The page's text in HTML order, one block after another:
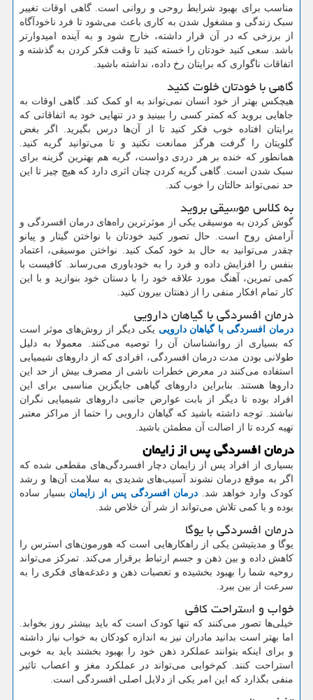
مناسب برای بهبود شرایط روحی و روانی است. گاهی اوقات تغییر
سبک زندگی و مشغول شدن به کاری باعث می‌شود تا فرد ناخودآگاه
از برزخی که در آن قرار داشته، خارج شود و به آینده امیدوارتر
باشد. سعی کنید خودتان را خسته کنید تا وقت فکر کردن به گذشته و
اتفاقات ناگواری که برایتان رخ داده، نداشته باشید.
گاهی با خودتان خلوت کنید
هیچکس بهتر از خود انسان نمی‌تواند به او کمک کند. گاهی اوقات به
جاهایی بروید که کمتر کسی را ببینید و در تنهایی خود به اتفاقاتی که
برایتان افتاده خوب فکر کنید تا از آن‌ها درس بگیرید. اگر بغض
گلویتان را گرفت هرگز ممانعت نکنید و تا می‌توانید گریه کنید.
همانطور که خنده بر هر دردی دواست، گریه هم بهترین گزینه برای
سبک شدن است. گاهی گریه کردن چنان اثری دارد که هیچ چیز تا این
حد نمی‌تواند حالتان را خوب کند.
به کلاس موسیقی بروید
گوش کردن به موسیقی یکی از موثرترین راه‌های درمان افسردگی و
آرامش روح است. حال تصور کنید خودتان با نواختن گیتار و پیانو
چقدر می‌توانید به حال بد خود کمک کنید. نواختن موسیقی، اعتماد
بنفس را افزایش داده و فرد را به خودباوری می‌رساند. کافیست با
کمی تمرین، آهنگ مورد علاقه خود را با دستان خود بنوازید و با این
کار تمام افکار منفی را از ذهنتان بیرون کنید.
درمان افسردگی با گیاهان دارویی
درمان افسردگی با گیاهان دارویی یکی دیگر از روش‌های موثر است
که بسیاری از روانشناسان آن را توصیه می‌کنند. معمولا به دلیل
طولانی بودن مدت درمان افسردگی، افرادی که از داروهای شیمیایی
استفاده می‌کنند در معرض خطرات ناشی از مصرف بیش از حد این
داروها هستند. بنابراین داروهای گیاهی جایگزین مناسبی برای این
افراد بوده تا دیگر از بابت عوارض جانبی داروهای شیمیایی نگران
نباشند. توجه داشته باشید که گیاهان دارویی را حتما از مراکز معتبر
تهیه کرده تا از اصالت آن مطمئن باشید.
درمان افسردگی پس از زایمان
بسیاری از افراد پس از زایمان دچار افسردگی‌های مقطعی شده که
اگر به موقع درمان نشوند آسیب‌های شدیدی به سلامت آن‌ها و رشد
کودک وارد خواهد شد. درمان افسردگی پس از زایمان بسیار ساده
بوده و با کمی تلاش می‌تواند از شر آن خلاص شد.
درمان افسردگی با یوگا
یوگا و مدیتیشن یکی از راهکارهایی است که هورمون‌های استرس را
کاهش داده و بین ذهن و جسم ارتباط برقرار می‌کند. تمرکز می‌تواند
روحیه شما را بهبود بخشیده و تعصبات ذهن و دغدغه‌های فکری را به
سرعت از بین ببرد.
خواب و استراحت کافی
خیلی‌ها تصور می‌کنند که تنها کودک است که باید بیشتر روز بخوابد.
اما بهتر است بدانید مادران نیز به اندازه کودکان به خواب نیاز داشته
و برای اینکه بتوانند عملکرد ذهن خود را بهبود بخشند باید به خوبی
استراحت کنند. کم‌خوابی می‌تواند در عملکرد مغز و اعصاب تاثیر
منفی بگذارد که این امر یکی از دلایل اصلی افسردگی است.